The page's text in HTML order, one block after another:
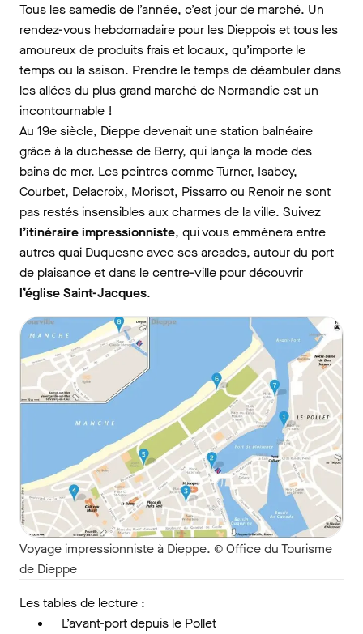
Tous les samedis de l’année, c’est jour de marché. Un
rendez-vous hebdomadaire pour les Dieppois et tous les
amoureux de produits frais et locaux, qu’importe le
temps ou la saison. Prendre le temps de déambuler dans
les allées du plus grand marché de Normandie est un
incontournable !
Au 19e siècle, Dieppe devenait une station balnéaire
grâce à la duchesse de Berry, qui lança la mode des
bains de mer. Les peintres comme Turner, Isabey,
Courbet, Delacroix, Morisot, Pissarro ou Renoir ne sont
pas restés insensibles aux charmes de la ville. Suivez
l’itinéraire impressionniste, qui vous emmènera entre
autres quai Duquesne avec ses arcades, autour du port
de plaisance et dans le centre-ville pour découvrir
l’église Saint-Jacques.
Voyage impressionniste à Dieppe. © Office du Tourisme
de Dieppe
Les tables de lecture :
L’avant-port depuis le Pollet